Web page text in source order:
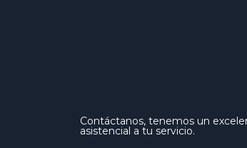
Contáctanos, tenemos un
asistencial a tu servicio.